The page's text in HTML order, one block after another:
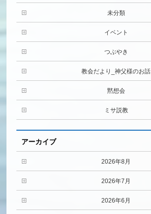
未分類
イベント
つぶやき
教会だより_神父様のお話
黙想会
ミサ説教
アーカイブ
2026年8月
2026年7月
2026年6月